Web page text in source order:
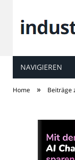
NAVIGIEREN
Home » Beiträge